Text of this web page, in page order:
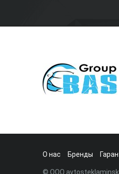
О нас Бренды
© ООО